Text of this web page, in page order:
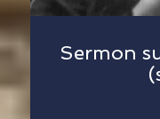
Sermon